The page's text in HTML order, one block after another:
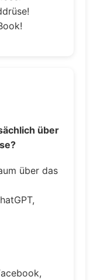
über
über das